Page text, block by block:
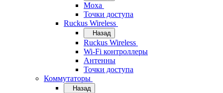
Moxa
Точки доступа
Ruckus Wireless
Назад
Ruckus Wireless
Wi-Fi контроллеры
Антенны
Точки доступа
Коммутаторы
Назад